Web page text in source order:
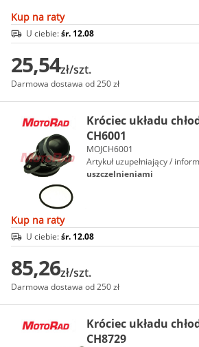
Kup na raty
U ciebie:śr. 12.08
25,54zł/szt.
Darmowa dostawa od 250 zł
Króciec układu
CH6001
MOJCH6001
Artykuł uzupełniający /
uszczelnieniami
Kup na raty
U ciebie:śr. 12.08
85,26zł/szt.
Darmowa dostawa od 250 zł
Króciec układu
CH8729